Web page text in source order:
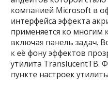
компанией Microsoft в
интерфейса эффекта
применяется ко многим
включая панель задач.
к её фону эффектов
утилита TranslucentTB.
пункте настроек